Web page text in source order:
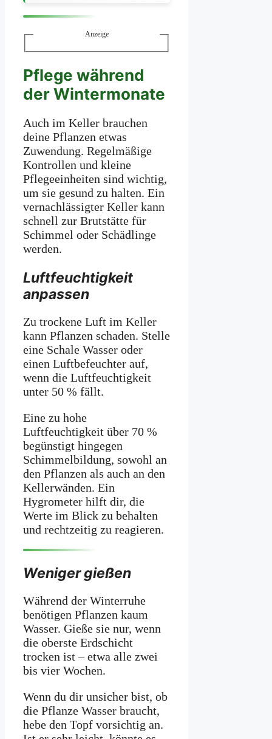
Anzeige
Pflege während
der Wintermonate
Auch im Keller brauchen
deine Pflanzen etwas
Zuwendung. Regelmäßige
Kontrollen und kleine
Pflegeeinheiten sind wichtig,
um sie gesund zu halten. Ein
vernachlässigter Keller kann
schnell zur Brutstätte für
Schimmel oder Schädlinge
werden.
Luftfeuchtigkeit
anpassen
Zu trockene Luft im Keller
kann Pflanzen schaden. Stelle
eine Schale Wasser oder
einen Luftbefeuchter auf,
wenn die Luftfeuchtigkeit
unter 50 % fällt.
Eine zu hohe
Luftfeuchtigkeit über 70 %
begünstigt hingegen
Schimmelbildung, sowohl an
den Pflanzen als auch an den
Kellerwänden. Ein
Hygrometer hilft dir, die
Werte im Blick zu behalten
und rechtzeitig zu reagieren.
Weniger gießen
Während der Winterruhe
benötigen Pflanzen kaum
Wasser. Gieße sie nur, wenn
die oberste Erdschicht
trocken ist – etwa alle zwei
bis vier Wochen.
Wenn du dir unsicher bist, ob
die Pflanze Wasser braucht,
hebe den Topf vorsichtig an.